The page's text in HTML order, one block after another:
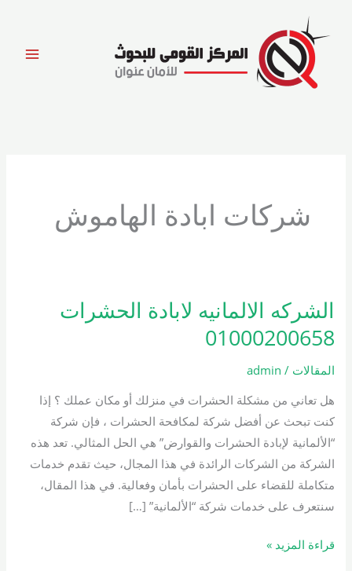
المحتوى
شركات ابادة الهاموش
الشركه الالمانيه لابادة الحشرات
01000200658
المقالات /
admin
هل تعاني من مشكلة الحشرات في منزلك أو مكان عملك ؟ إذا
كنت تبحث عن أفضل شركة لمكافحة الحشرات ، فإن شركة
“الألمانية لإبادة الحشرات والقوارض” هي الحل المثالي. تعد هذه
الشركة من الشركات الرائدة في هذا المجال، حيث تقدم خدمات
متكاملة للقضاء على الحشرات بأمان وفعالية. في هذا المقال،
سنتعرف على خدمات شركة “الألمانية” […]
الشركه
الالمانيه
لابادة
الحشرات
قراءة المزيد »